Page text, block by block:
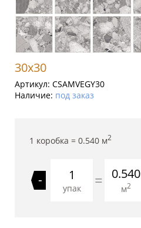
30x30
Артикул: CSAMVEGY30
Наличие: под заказ
1 коробка = 0.540 м2
-
упак = 0.540
м2